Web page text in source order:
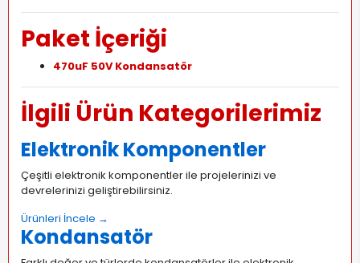
Paket İçeriği
470uF 50V Kondansatör
İlgili Ürün Kategorilerimiz
Elektronik Komponentler
Çeşitli elektronik komponentler ile projelerinizi ve
devrelerinizi geliştirebilirsiniz.
Ürünleri İncele →
Kondansatör